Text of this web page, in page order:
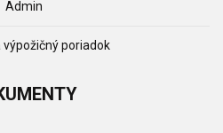
Admin
výpožičný poriadok